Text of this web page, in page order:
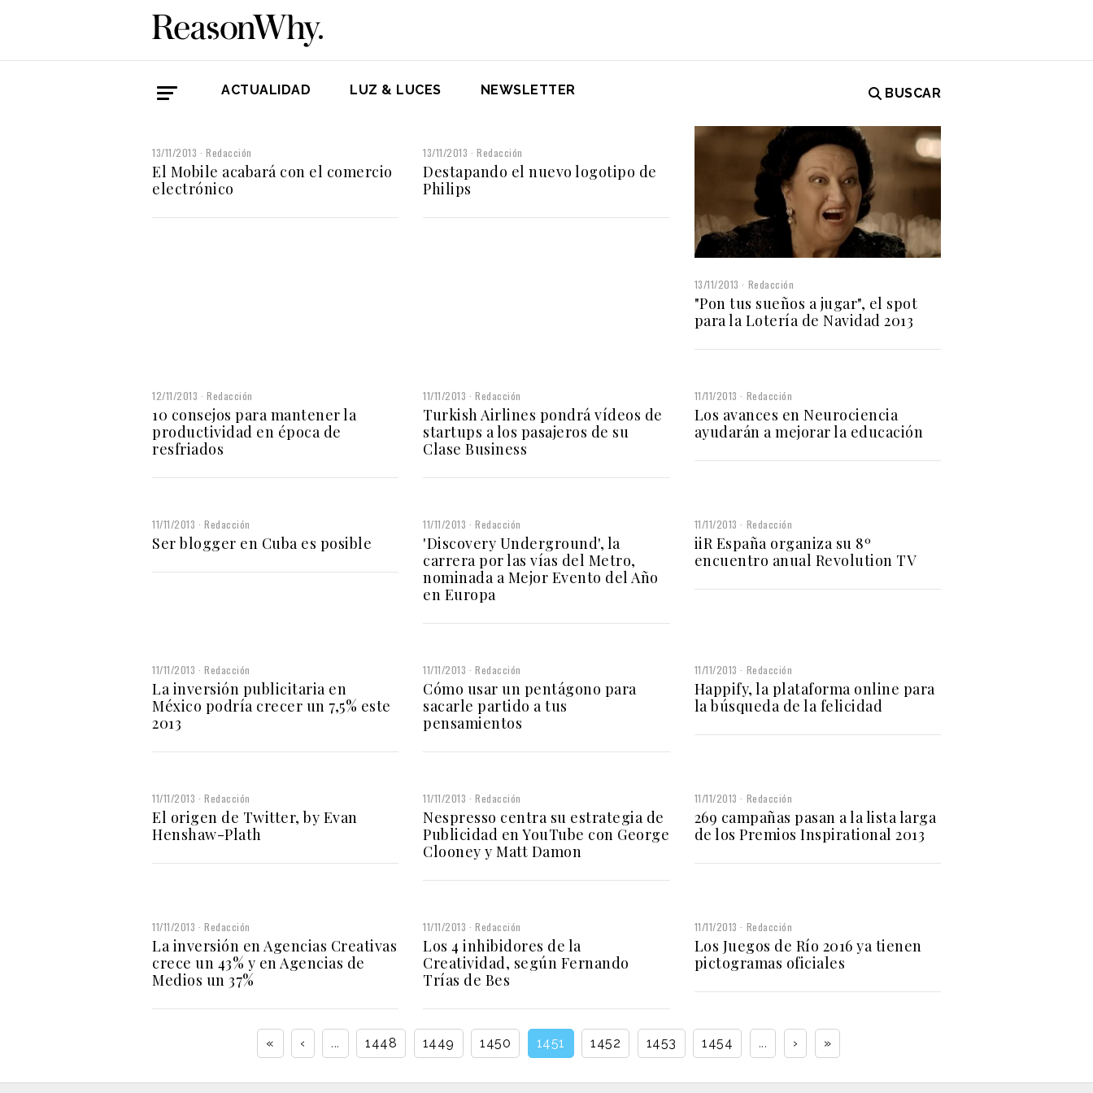
ACTUALIDAD LUZ & LUCES NEWSLETTER BUSCAR
13/11/2013 Redacción
El Mobile acabará con el comercio
electrónico
13/11/2013 Redacción
Destapando el nuevo logotipo de
Philips
13/11/2013 Redacción
"Pon tus sueños a jugar", el spot
para la Lotería de Navidad 2013
12/11/2013 Redacción
10 consejos para mantener la
productividad en época de
resfriados
11/11/2013 Redacción
Turkish Airlines pondrá vídeos de
startups a los pasajeros de su
Clase Business
11/11/2013 Redacción
Los avances en Neurociencia
ayudarán a mejorar la educación
11/11/2013 Redacción
Ser blogger en Cuba es posible
11/11/2013 Redacción
'Discovery Underground', la
carrera por las vías del Metro,
nominada a Mejor Evento del Año
en Europa
11/11/2013 Redacción
iiR España organiza su 8º
encuentro anual Revolution TV
11/11/2013 Redacción
La inversión publicitaria en
México podría crecer un 7,5% este
2013
11/11/2013 Redacción
Cómo usar un pentágono para
sacarle partido a tus
pensamientos
11/11/2013 Redacción
Happify, la plataforma online para
la búsqueda de la felicidad
11/11/2013 Redacción
El origen de Twitter, by Evan
Henshaw-Plath
11/11/2013 Redacción
Nespresso centra su estrategia de
Publicidad en YouTube con George
Clooney y Matt Damon
11/11/2013 Redacción
269 campañas pasan a la lista larga
de los Premios Inspirational 2013
11/11/2013 Redacción
La inversión en Agencias Creativas
crece un 43% y en Agencias de
Medios un 37%
11/11/2013 Redacción
Los 4 inhibidores de la
Creatividad, según Fernando
Trías de Bes
11/11/2013 Redacción
Los Juegos de Río 2016 ya tienen
pictogramas oficiales
« ‹ ... 1448 1449 1450 1451 1452 1453 1454 ... › »